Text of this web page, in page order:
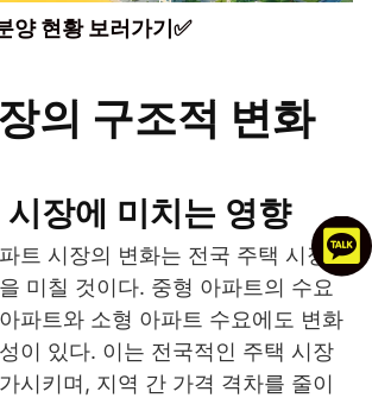
양 현황 보러가기✅
의 구조적 변화
장에 미치는 영향
트 시장의 변화는 전국 주택 시장에
미칠 것이다. 중형 아파트의 수요
파트와 소형 아파트 수요에도 변화
이 있다. 이는 전국적인 주택 시장
시키며, 지역 간 가격 격차를 줄이